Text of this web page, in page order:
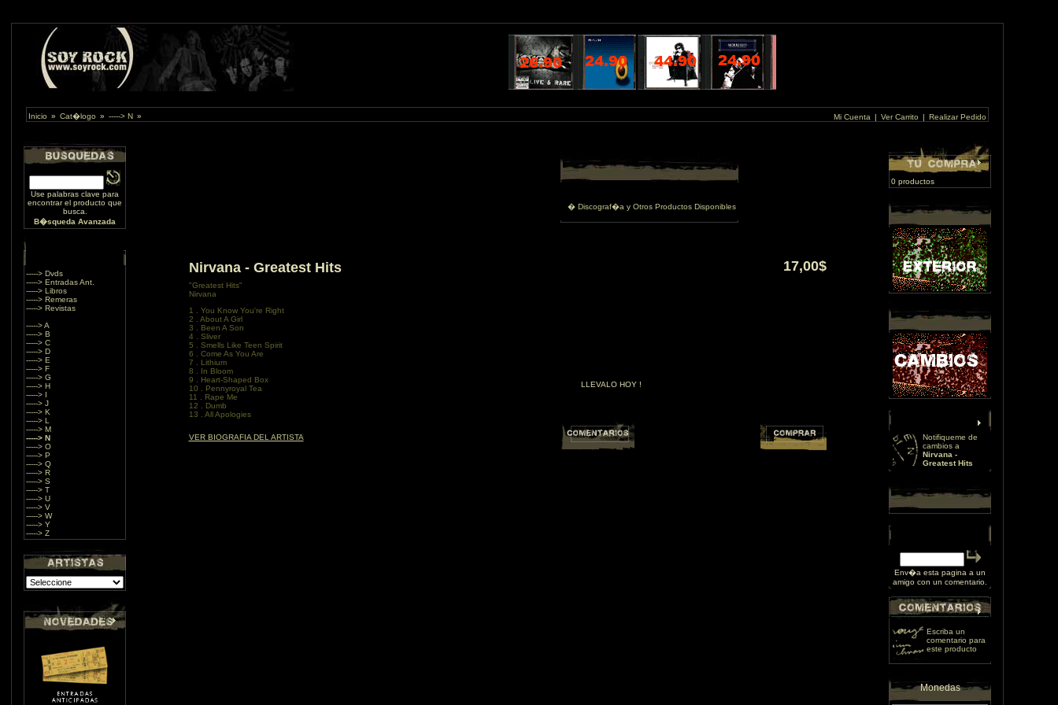
Inicio » Cat�logo » -----> N » Mi Cuenta | Ver Carrito | Realizar Pedido
Use palabras clave para
encontrar el producto que
busca.
B�squeda Avanzada
-----> Dvds
-----> Entradas Ant.
-----> Libros
-----> Remeras
-----> Revistas
-----> A
-----> B
-----> C
-----> D
-----> E
-----> F
-----> G
-----> H
-----> I
-----> J
-----> K
-----> L
-----> M
-----> N
-----> O
-----> P
-----> Q
-----> R
-----> S
-----> T
-----> U
-----> V
-----> W
-----> Y
-----> Z
� Discograf�a y Otros Productos Disponibles
Nirvana - Greatest Hits 17,00$
"Greatest Hits"
Nirvana
1 . You Know You're Right
2 . About A Girl
3 . Been A Son
4 . Sliver
5 . Smells Like Teen Spirit
6 . Come As You Are
7 . Lithium
8 . In Bloom
9 . Heart-Shaped Box
10 . Pennyroyal Tea
11 . Rape Me
12 . Dumb
13 . All Apologies
LLEVALO HOY !
VER BIOGRAFIA DEL ARTISTA
0 productos
Notifiqueme de
cambios a
Nirvana -
Greatest Hits
Env�a esta pagina a un
amigo con un comentario.
Escriba un
comentario para
este producto
Monedas